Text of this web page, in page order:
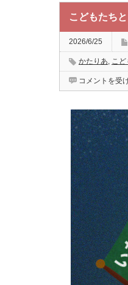
こどもたち
2026/6/25
かたりあ, こど
こ
ち
と
ア
ー
テ
ィ
ス
ト
の
ち
い
さ
な
あ
そ
び
ば
サ
テ
ラ
イ
ト
は
コメントを受